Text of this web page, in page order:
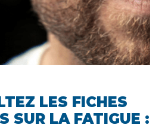
LES FICHES
SUR LA FATIGUE :